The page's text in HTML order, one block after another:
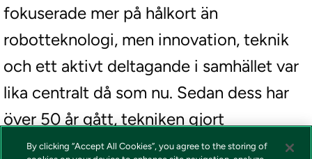
fokuserade mer på hålkort än
robotteknologi, men innovation, teknik
och ett aktivt deltagande i samhället var
lika centralt då som nu. Sedan dess har
över 50 år gått, tekniken gjort
fantastiska framsteg och runt 70 IT-
By clicking “Accept All Cookies”, you agree to the storing of